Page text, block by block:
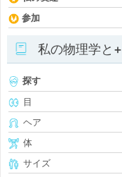
参加
私の物理学と+
探す
目
ヘア
体
サイズ